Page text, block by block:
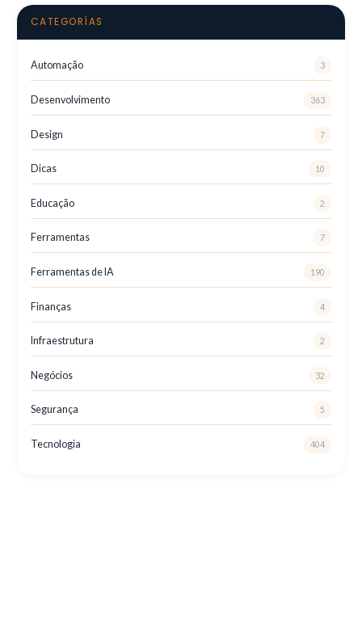
CATEGORÍAS
Automação 3
Desenvolvimento 363
Design 7
Dicas 10
Educação 2
Ferramentas 7
Ferramentas de IA 190
Finanças 4
Infraestrutura 2
Negócios 32
Segurança 5
Tecnologia 404